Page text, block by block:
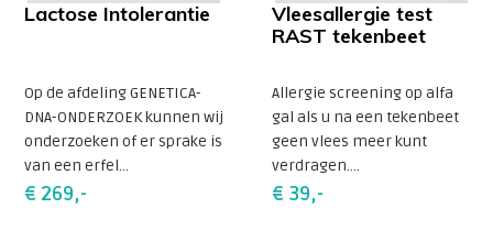
Lactose Intolerantie
Op de afdeling GENETICA-
DNA-ONDERZOEK kunnen wij
onderzoeken of er sprake is
van een erfel...
€ 269,-
Vleesallergie test
RAST tekenbeet
Allergie screening op alfa
gal als u na een tekenbeet
geen vlees meer kunt
verdragen....
€ 39,-